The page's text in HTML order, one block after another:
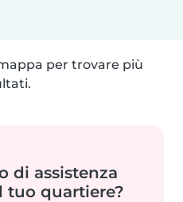
per trovare più
di assistenza
tuo quartiere?